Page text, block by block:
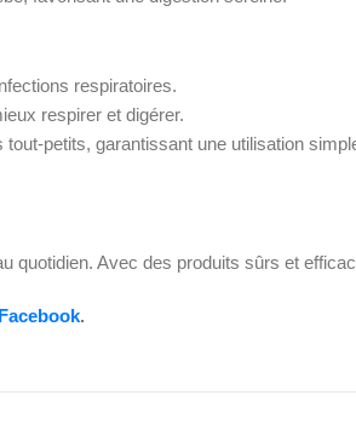
respiratoires.
respirer et digérer.
petits, garantissant une utilisation
Avec des produits sûrs et
Facebook.